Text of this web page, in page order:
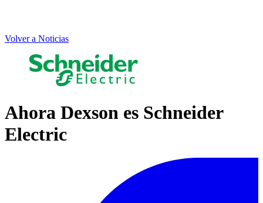
Volver a Noticias
Ahora Dexson es Schneider
Electric